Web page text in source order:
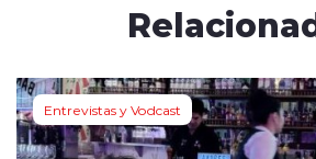
Entrevistas y Vodcast